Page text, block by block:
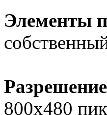
Элементы
800x480